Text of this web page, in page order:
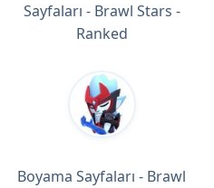
Sayfaları - Brawl Stars -
Ranked
Boyama Sayfaları - Brawl